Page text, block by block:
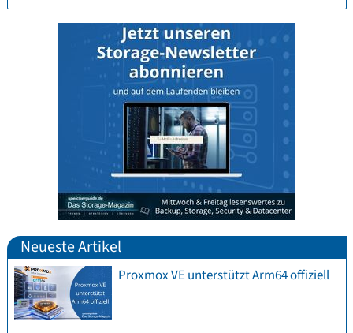
Neueste Artikel
Proxmox VE unterstützt Arm64 offiziell